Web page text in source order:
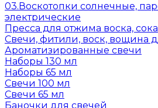
03.Воскотопки солнечные,
электрические
Пресса для отжима воска, сока
Свечи, фитили, воск, вощина
Ароматизированные свечи
Наборы 130 мл
Наборы 65 мл
Свечи 100 мл
Свечи 65 мл
Баночки для свечей